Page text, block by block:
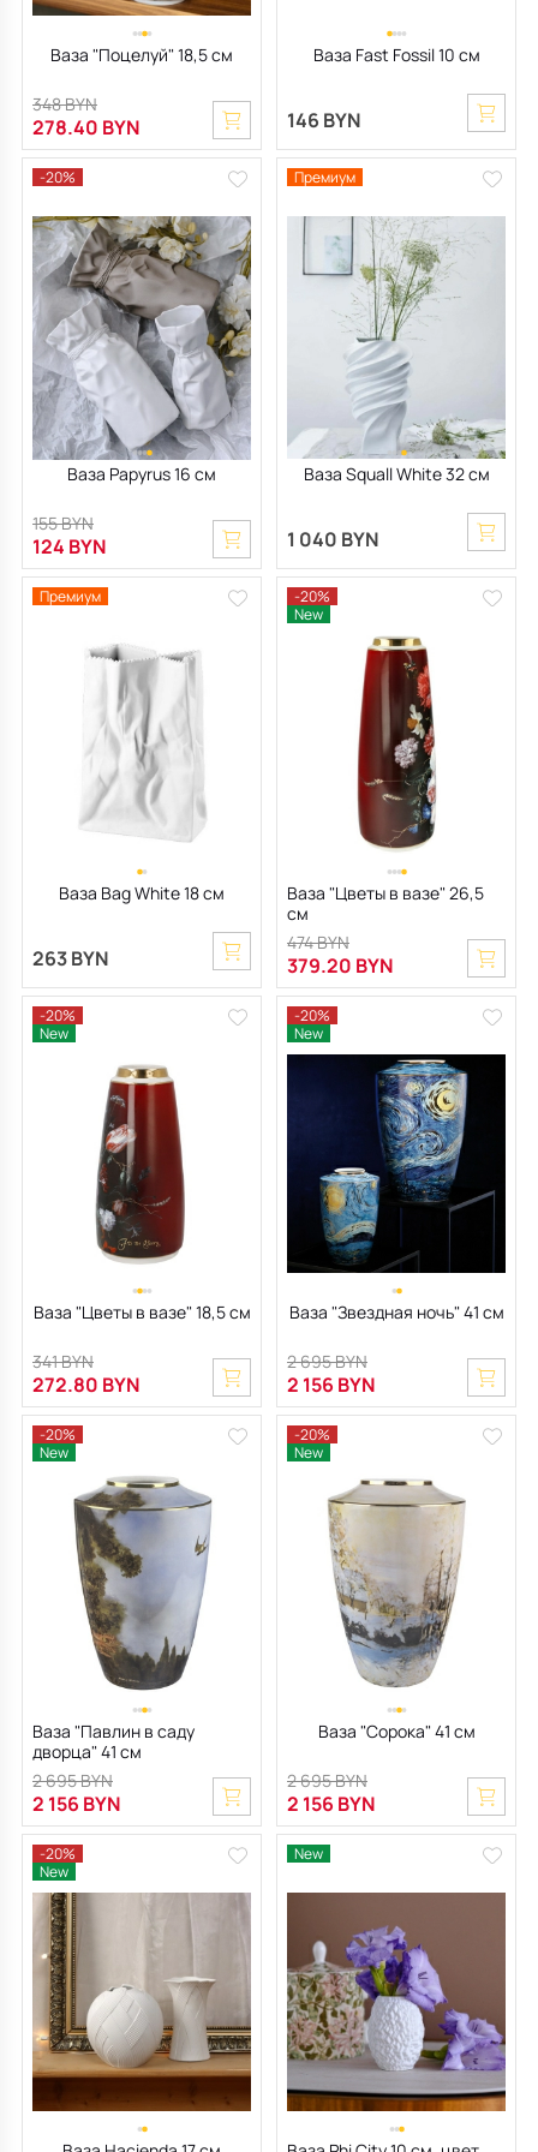
Ваза "Поцелуй" 18,5 см
278.40 BYN
348 BYN
Ваза Fast Fossil 10 см
146 BYN
-20%
Ваза Papyrus 16 см
124 BYN
155 BYN
Премиум
Ваза Squall White 32 см
1 040 BYN
Премиум
Ваза Bag White 18 см
263 BYN
-20%
New
Ваза "Цветы в вазе" 26,5
см
379.20 BYN
474 BYN
-20%
New
Ваза "Цветы в вазе" 18,5 см
272.80 BYN
341 BYN
-20%
New
Ваза "Звездная ночь" 41 см
2 156 BYN
2 695 BYN
-20%
New
Ваза "Павлин в саду
дворца" 41 см
2 156 BYN
2 695 BYN
-20%
New
Ваза "Сорока" 41 см
2 156 BYN
2 695 BYN
-20%
New
New